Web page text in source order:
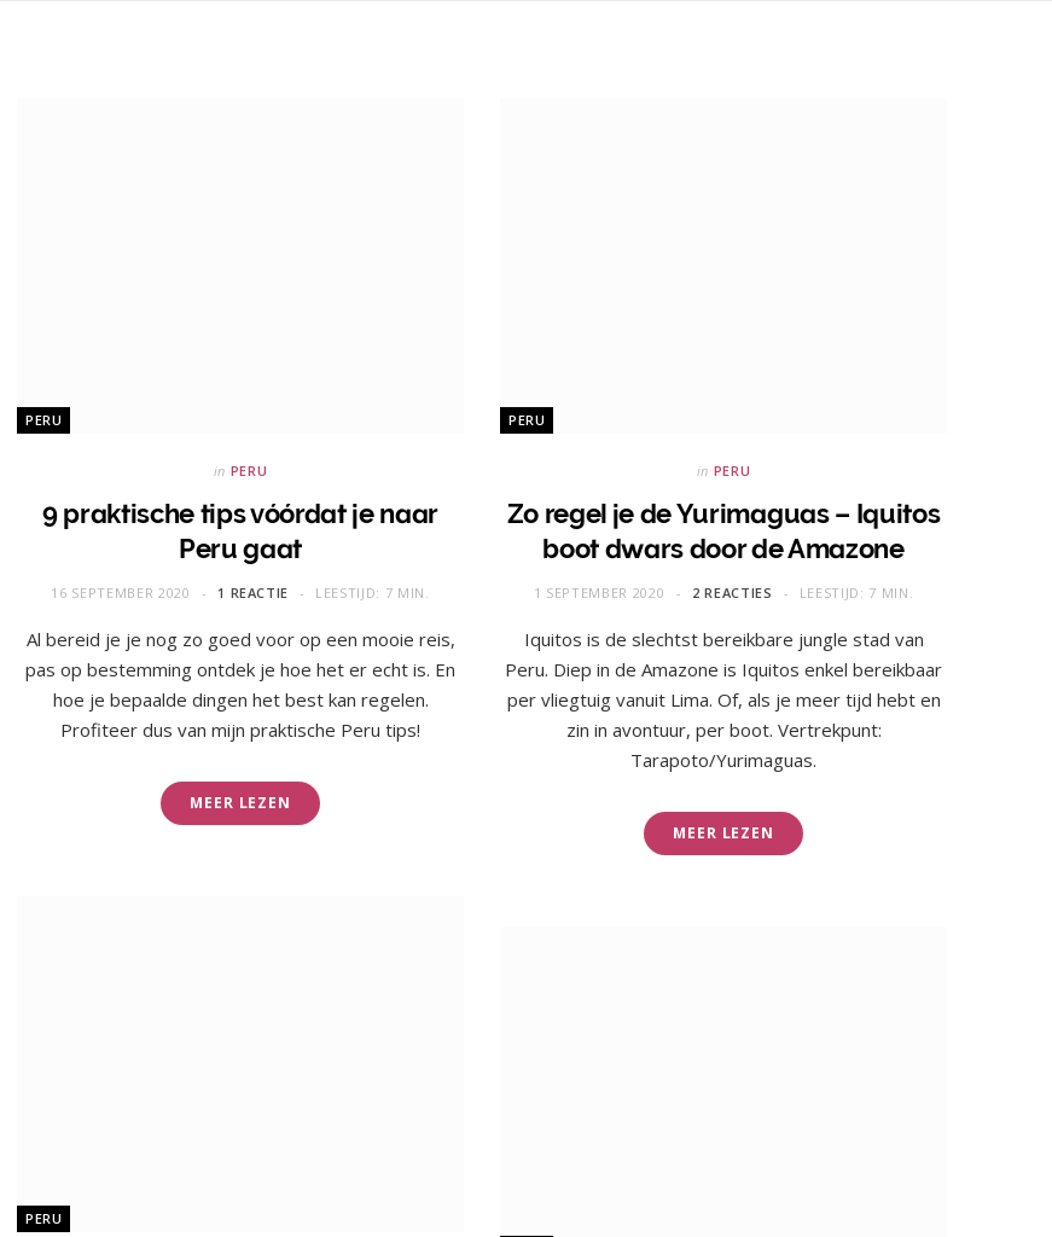
PERU
in PERU
9 praktische tips vóórdat je naar
Peru gaat
16 SEPTEMBER 2020 1 REACTIE LEESTIJD: 7 MIN.
Al bereid je je nog zo goed voor op een mooie reis,
pas op bestemming ontdek je hoe het er echt is. En
hoe je bepaalde dingen het best kan regelen.
Profiteer dus van mijn praktische Peru tips!
MEER LEZEN
PERU
in PERU
Zo regel je de Yurimaguas – Iquitos
boot dwars door de Amazone
1 SEPTEMBER 2020 2 REACTIES LEESTIJD: 7 MIN.
Iquitos is de slechtst bereikbare jungle stad van
Peru. Diep in de Amazone is Iquitos enkel bereikbaar
per vliegtuig vanuit Lima. Of, als je meer tijd hebt en
zin in avontuur, per boot. Vertrekpunt:
Tarapoto/Yurimaguas.
MEER LEZEN
PERU